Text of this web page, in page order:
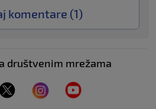
komentare (1)
društvenim mrežama